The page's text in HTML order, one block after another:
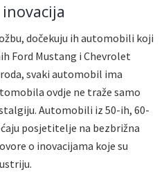
dočekuju ih automobili koji
Ford Mustang i Chevrolet
svaki automobil ima
ovdje ne traže samo
Automobili iz 50-ih, 60-
posjetitelje na bezbrižna
o inovacijama koje su